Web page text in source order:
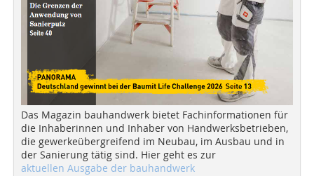
Das Magazin bauhandwerk bietet Fachinformationen für
die Inhaberinnen und Inhaber von Handwerksbetrieben,
die gewerkeübergreifend im Neubau, im Ausbau und in
der Sanierung tätig sind. Hier geht es zur
aktuellen Ausgabe der bauhandwerk